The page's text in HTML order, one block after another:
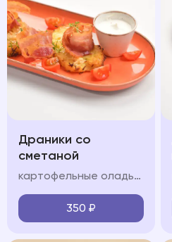
Драники со
сметаной
картофельные оладьи, сметанно-сливочный крем
350 ₽